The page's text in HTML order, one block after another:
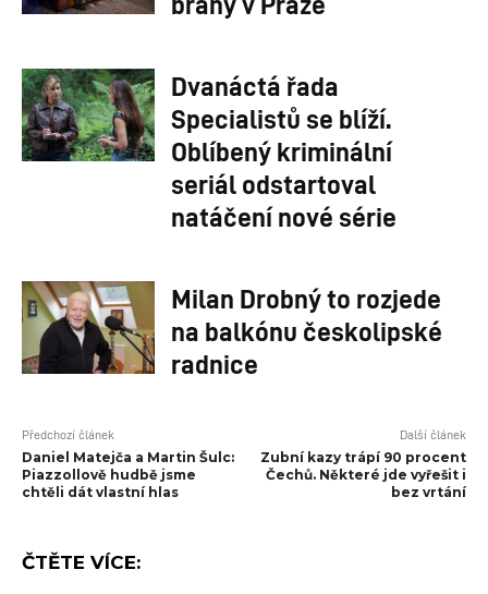
Dvanáctá řada
Specialistů se blíží.
Oblíbený kriminální
seriál odstartoval
natáčení nové série
Milan Drobný to rozjede
na balkónu českolipské
radnice
Předchozí článek
Daniel Matejča a Martin Šulc:
Piazzollově hudbě jsme
chtěli dát vlastní hlas
Další článek
Zubní kazy trápí 90 procent
Čechů. Některé jde vyřešit i
bez vrtání
ČTĚTE VÍCE: